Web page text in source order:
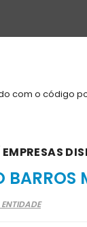
com o código
BARROS